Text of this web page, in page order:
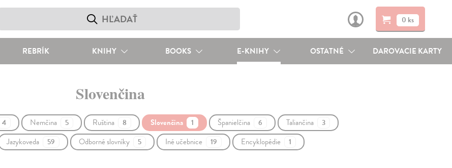
0 ks
REBRÍK KNIHY BOOKS E-KNIHY OSTATNÉ DAROVACIE KARTY
Slovenčina
4 Nemčina 5 Ruština 8 Slovenčina 1 Španielčina 6 Taliančina 3
Jazykoveda 59 Odborné slovníky 5 Iné učebnice 19 Encyklopédie 1